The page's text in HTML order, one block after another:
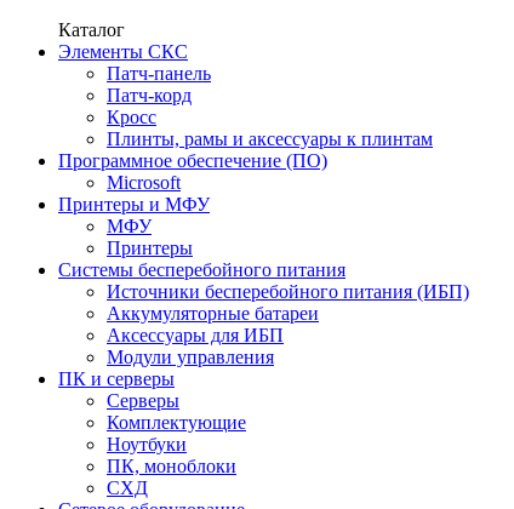
Каталог
Элементы СКС
Патч-панель
Патч-корд
Кросс
Плинты, рамы и аксессуары к плинтам
Программное обеспечение (ПО)
Microsoft
Принтеры и МФУ
МФУ
Принтеры
Системы бесперебойного питания
Источники бесперебойного питания (ИБП)
Аккумуляторные батареи
Аксессуары для ИБП
Модули управления
ПК и серверы
Серверы
Комплектующие
Ноутбуки
ПК, моноблоки
СХД